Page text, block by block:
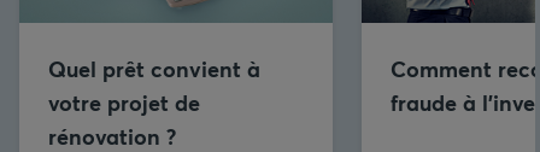
Quel prêt convient à
votre projet de
rénovation ?
Comment
fraude à